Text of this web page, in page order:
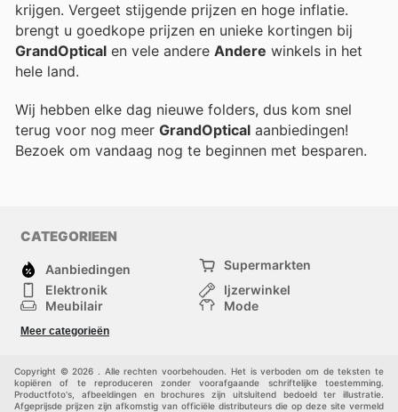
krijgen. Vergeet stijgende prijzen en hoge inflatie.
brengt u goedkope prijzen en unieke kortingen bij
GrandOptical en vele andere Andere winkels in het
hele land.
Wij hebben elke dag nieuwe folders, dus kom snel
terug voor nog meer GrandOptical aanbiedingen!
Bezoek om vandaag nog te beginnen met besparen.
CATEGORIEEN
Aanbiedingen
Supermarkten
Elektronik
Ijzerwinkel
Meubilair
Mode
Schoonheid
Meer categorieën
Copyright © 2026 . Alle rechten voorbehouden. Het is verboden om de teksten te
kopiëren of te reproduceren zonder voorafgaande schriftelijke toestemming.
Productfoto's, afbeeldingen en brochures zijn uitsluitend bedoeld ter illustratie.
Afgeprijsde prijzen zijn afkomstig van officiële distributeurs die op deze site vermeld